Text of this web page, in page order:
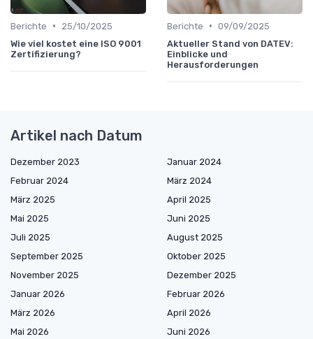
Berichte •
25/10/2025
Wie viel kostet eine ISO 9001
Zertifizierung?
Berichte • 09/09/2025
Aktueller Stand von DATEV:
Einblicke und
Herausforderungen
Artikel nach Datum
Dezember 2023
Januar 2024
Februar 2024
März 2024
März 2025
April 2025
Mai 2025
Juni 2025
Juli 2025
August 2025
September 2025
Oktober 2025
November 2025
Dezember 2025
Januar 2026
Februar 2026
März 2026
April 2026
Mai 2026
Juni 2026